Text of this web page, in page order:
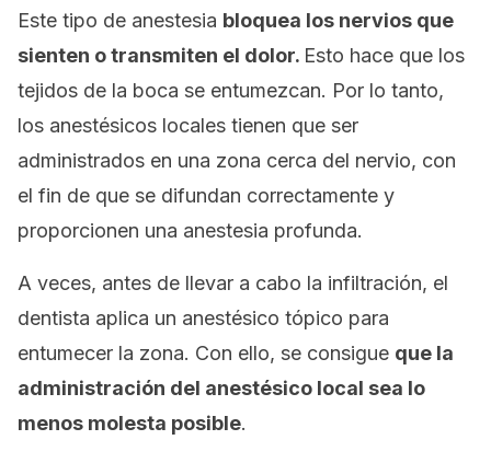
Este tipo de anestesia bloquea los nervios que
sienten o transmiten el dolor. Esto hace que los
tejidos de la boca se entumezcan. Por lo tanto,
los anestésicos locales tienen que ser
administrados en una zona cerca del nervio, con
el fin de que se difundan correctamente y
proporcionen una anestesia profunda.
A veces, antes de llevar a cabo la infiltración, el
dentista aplica un anestésico tópico para
entumecer la zona. Con ello, se consigue que la
administración del anestésico local sea lo
menos molesta posible.